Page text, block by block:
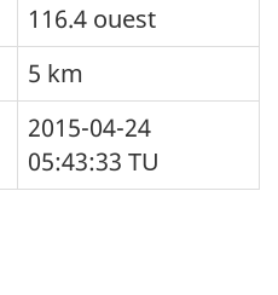
116.4 ouest
5 km
2015-04-24
05:43:33 TU